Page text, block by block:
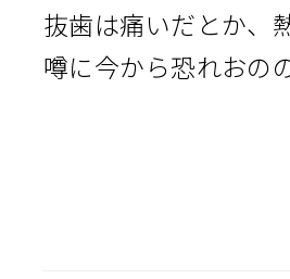
抜歯は痛いだとか、
噂に今から恐れおの